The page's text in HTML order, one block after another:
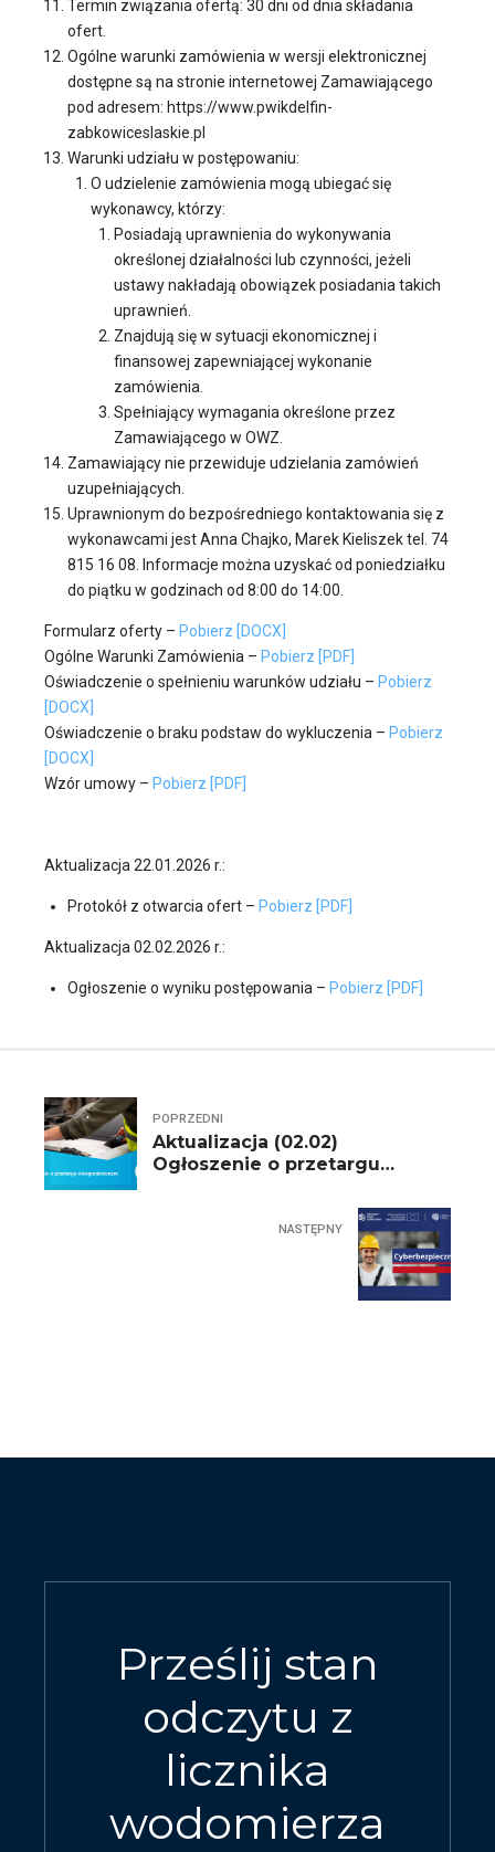
Termin związania ofertą: 30 dni od dnia składania
ofert.
Ogólne warunki zamówienia w wersji elektronicznej
dostępne są na stronie internetowej Zamawiającego
pod adresem: https://www.pwikdelfin-
zabkowiceslaskie.pl
Warunki udziału w postępowaniu:
O udzielenie zamówienia mogą ubiegać się
wykonawcy, którzy:
Posiadają uprawnienia do wykonywania
określonej działalności lub czynności, jeżeli
ustawy nakładają obowiązek posiadania takich
uprawnień.
Znajdują się w sytuacji ekonomicznej i
finansowej zapewniającej wykonanie
zamówienia.
Spełniający wymagania określone przez
Zamawiającego w OWZ.
Zamawiający nie przewiduje udzielania zamówień
uzupełniających.
Uprawnionym do bezpośredniego kontaktowania się z
wykonawcami jest Anna Chajko, Marek Kieliszek tel. 74
815 16 08. Informacje można uzyskać od poniedziałku
do piątku w godzinach od 8:00 do 14:00.
Formularz oferty – Pobierz [DOCX]
Ogólne Warunki Zamówienia – Pobierz [PDF]
Oświadczenie o spełnieniu warunków udziału – Pobierz
[DOCX]
Oświadczenie o braku podstaw do wykluczenia – Pobierz
[DOCX]
Wzór umowy – Pobierz [PDF]
Aktualizacja 22.01.2026 r.:
Protokół z otwarcia ofert – Pobierz [PDF]
Aktualizacja 02.02.2026 r.:
Ogłoszenie o wyniku postępowania – Pobierz [PDF]
POPRZEDNI
Aktualizacja (02.02)
Ogłoszenie o przetargu
zagospodarowanie....
NASTĘPNY
Prześlij stan
odczytu z
licznika
wodomierza